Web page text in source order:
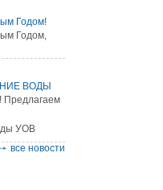
Годом!
Годом,
ВОДЫ
УОВ
все новости